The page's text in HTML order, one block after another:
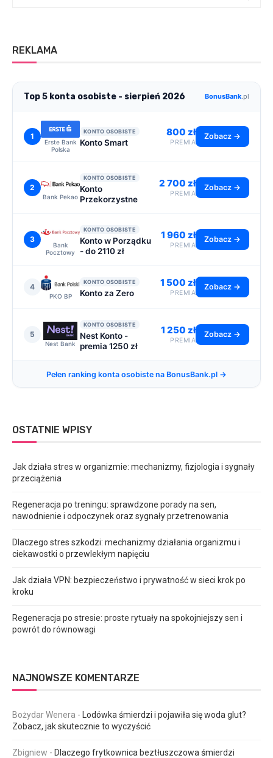
REKLAMA
Top 5 konta osobiste - sierpień 2026 BonusBank.pl
1
Erste Bank
Polska
KONTO OSOBISTE
Konto Smart
800 zł
PREMIA
Zobacz →
2
Bank Pekao
KONTO OSOBISTE
Konto
Przekorzystne
2 700 zł
PREMIA
Zobacz →
3
Bank
Pocztowy
KONTO OSOBISTE
Konto w Porządku
- do 2110 zł
1 960 zł
PREMIA
Zobacz →
4
PKO BP
KONTO OSOBISTE
Konto za Zero
1 500 zł
PREMIA
Zobacz →
5
Nest Bank
KONTO OSOBISTE
Nest Konto -
premia 1250 zł
1 250 zł
PREMIA
Zobacz →
Pełen ranking konta osobiste na BonusBank.pl →
OSTATNIE WPISY
Jak działa stres w organizmie: mechanizmy, fizjologia i sygnały
przeciążenia
Regeneracja po treningu: sprawdzone porady na sen,
nawodnienie i odpoczynek oraz sygnały przetrenowania
Dlaczego stres szkodzi: mechanizmy działania organizmu i
ciekawostki o przewlekłym napięciu
Jak działa VPN: bezpieczeństwo i prywatność w sieci krok po
kroku
Regeneracja po stresie: proste rytuały na spokojniejszy sen i
powrót do równowagi
NAJNOWSZE KOMENTARZE
Bożydar Wenera -
Lodówka śmierdzi i pojawiła się woda glut?
Zobacz, jak skutecznie to wyczyścić
Zbigniew - Dlaczego frytkownica beztłuszczowa śmierdzi